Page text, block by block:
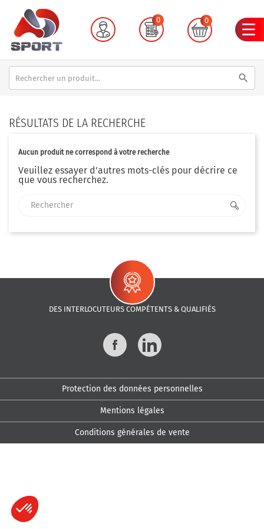
0 0
search
RÉSULTATS DE LA RECHERCHE
Aucun produit ne correspond à votre recherche
Veuillez essayer d'autres mots-clés pour décrire ce
que vous recherchez.
DES INTERLOCUTEURS COMPÉTENTS & QUALIFIÉS
Facebook
Protection des données personnelles
Mentions légales
Conditions générales de vente